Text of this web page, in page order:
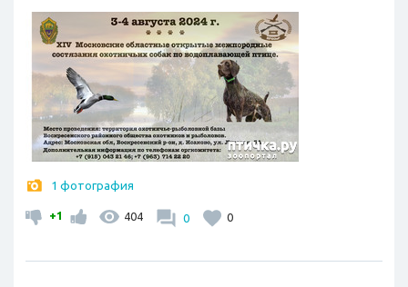
1 фотография
+1 404 0 0